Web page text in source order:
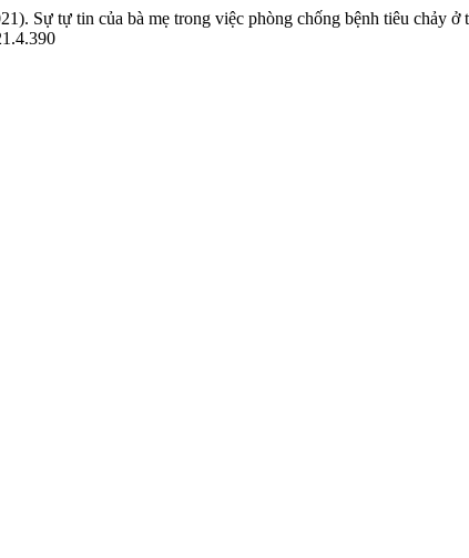
Sự tự tin của bà mẹ trong việc phòng chống bệnh tiêu chảy